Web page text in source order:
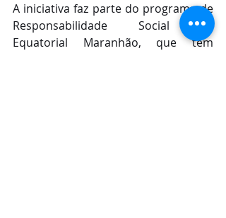
A iniciativa faz parte do programa de
Responsabilidade Social da
Equatorial Maranhão, que tem